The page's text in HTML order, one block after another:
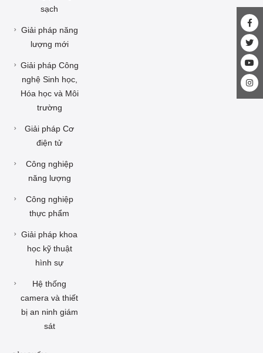
sạch
Giải pháp năng
lượng mới
Giải pháp Công
nghệ Sinh học,
Hóa học và Môi
trường
Giải pháp Cơ
điện tử
Công nghiệp
năng lượng
Công nghiệp
thực phẩm
Giải pháp khoa
học kỹ thuật
hình sự
Hệ thống
camera và thiết
bị an ninh giám
sát